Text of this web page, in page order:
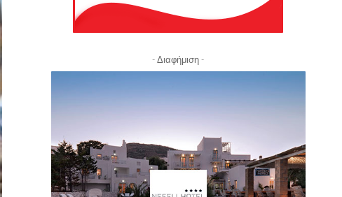
- Διαφήμιση -